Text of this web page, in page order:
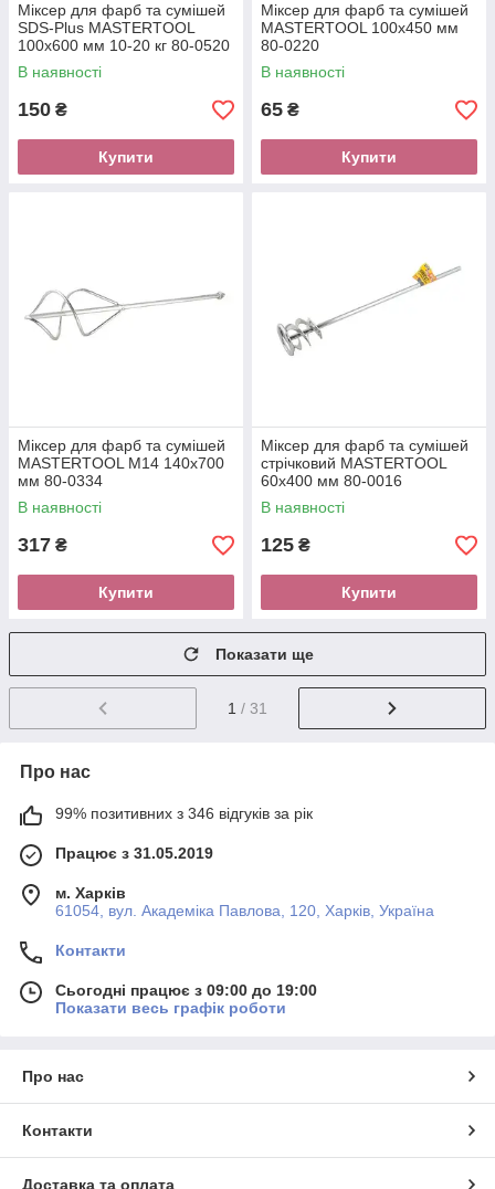
Міксер для фарб та сумішей
SDS-Plus MASTERTOOL
100х600 мм 10-20 кг 80-0520
В наявності
150 ₴
Купити
Міксер для фарб та сумішей
MASTERTOOL 100х450 мм
80-0220
В наявності
65 ₴
Купити
Міксер для фарб та сумішей
MASTERTOOL М14 140х700
мм 80-0334
В наявності
317 ₴
Купити
Міксер для фарб та сумішей
стрічковий MASTERTOOL
60х400 мм 80-0016
В наявності
125 ₴
Купити
Показати ще
1 / 31
Про нас
99% позитивних з 346 відгуків за рік
Працює з 31.05.2019
м. Харків
61054, вул. Академіка Павлова, 120, Харків, Україна
Контакти
Сьогодні працює з 09:00 до 19:00
Показати весь графік роботи
Про нас
Контакти
Доставка та оплата